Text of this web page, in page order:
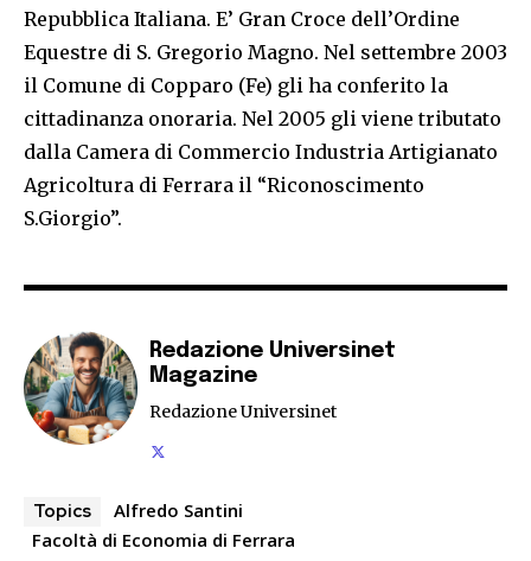
Repubblica Italiana. E’ Gran Croce dell’Ordine
Equestre di S. Gregorio Magno. Nel settembre 2003
il Comune di Copparo (Fe) gli ha conferito la
cittadinanza onoraria. Nel 2005 gli viene tributato
dalla Camera di Commercio Industria Artigianato
Agricoltura di Ferrara il “Riconoscimento
S.Giorgio”.
Redazione Universinet
Magazine
Redazione Universinet
Topics
Alfredo Santini
Facoltà di Economia di Ferrara